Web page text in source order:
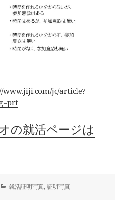
www.jiji.com/jc/article?
の就活ページは
カ
就活証明写真,証明写真